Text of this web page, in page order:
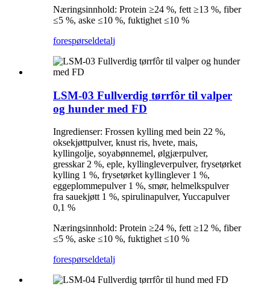
Næringsinnhold: Protein ≥24 %, fett ≥13 %, fiber
≤5 %, aske ≤10 %, fuktighet ≤10 %
forespørseldetalj
LSM-03 Fullverdig tørrfôr til valper
og hunder med FD
Ingredienser: Frossen kylling med bein 22 %,
oksekjøttpulver, knust ris, hvete, mais,
kyllingolje, soyabønnemel, ølgjærpulver,
gresskar 2 %, eple, kyllingleverpulver, frysetørket
kylling 1 %, frysetørket kyllinglever 1 %,
eggeplommepulver 1 %, smør, helmelkspulver
fra sauekjøtt 1 %, spirulinapulver, Yuccapulver
0,1 %
Næringsinnhold: Protein ≥24 %, fett ≥12 %, fiber
≤5 %, aske ≤10 %, fuktighet ≤10 %
forespørseldetalj